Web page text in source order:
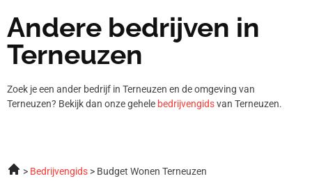
Andere bedrijven in
Terneuzen
Zoek je een ander bedrijf in Terneuzen en de omgeving van
Terneuzen? Bekijk dan onze gehele bedrijvengidsvan Terneuzen.
Bedrijvengids Budget Wonen Terneuzen